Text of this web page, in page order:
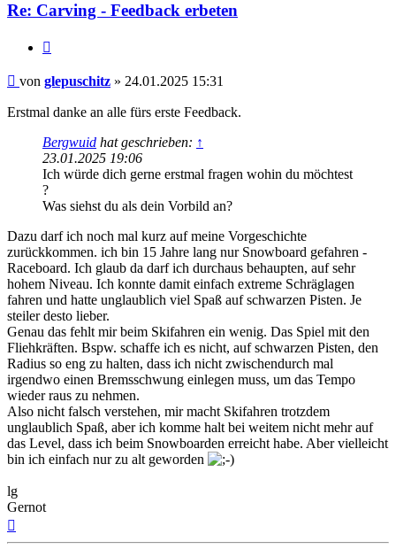
Re: Carving - Feedback erbeten
Beitrag
von glepuschitz » 24.01.2025 15:31
Erstmal danke an alle fürs erste Feedback.
Bergwuid hat geschrieben: ↑
23.01.2025 19:06
Ich würde dich gerne erstmal fragen wohin du möchtest
?
Was siehst du als dein Vorbild an?
Dazu darf ich noch mal kurz auf meine Vorgeschichte
zurückkommen. ich bin 15 Jahre lang nur Snowboard gefahren -
Raceboard. Ich glaub da darf ich durchaus behaupten, auf sehr
hohem Niveau. Ich konnte damit einfach extreme Schräglagen
fahren und hatte unglaublich viel Spaß auf schwarzen Pisten. Je
steiler desto lieber.
Genau das fehlt mir beim Skifahren ein wenig. Das Spiel mit den
Fliehkräften. Bspw. schaffe ich es nicht, auf schwarzen Pisten, den
Radius so eng zu halten, dass ich nicht zwischendurch mal
irgendwo einen Bremsschwung einlegen muss, um das Tempo
wieder raus zu nehmen.
Also nicht falsch verstehen, mir macht Skifahren trotzdem
unglaublich Spaß, aber ich komme halt bei weitem nicht mehr auf
das Level, dass ich beim Snowboarden erreicht habe. Aber vielleicht
bin ich einfach nur zu alt geworden
lg
Gernot